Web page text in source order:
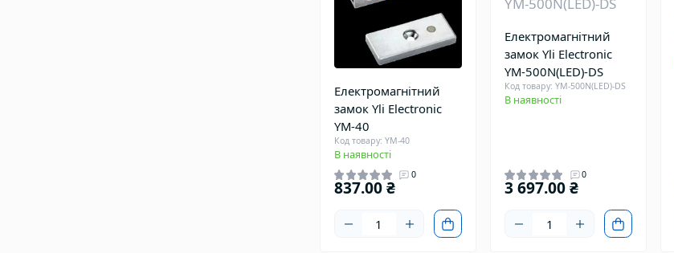
Електромагнітний
замок Yli Electronic
YM-40
Код товару: YM-40
В наявності
0
837.00 ₴
Електромагнітний
замок Yli Electronic
YM-500N(LED)-DS
Код товару: YM-500N(LED)-DS
В наявності
0
3 697.00 ₴